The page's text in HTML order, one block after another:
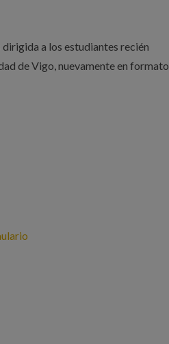
dirigida a los estudiantes recién
de Vigo, nuevamente en formato